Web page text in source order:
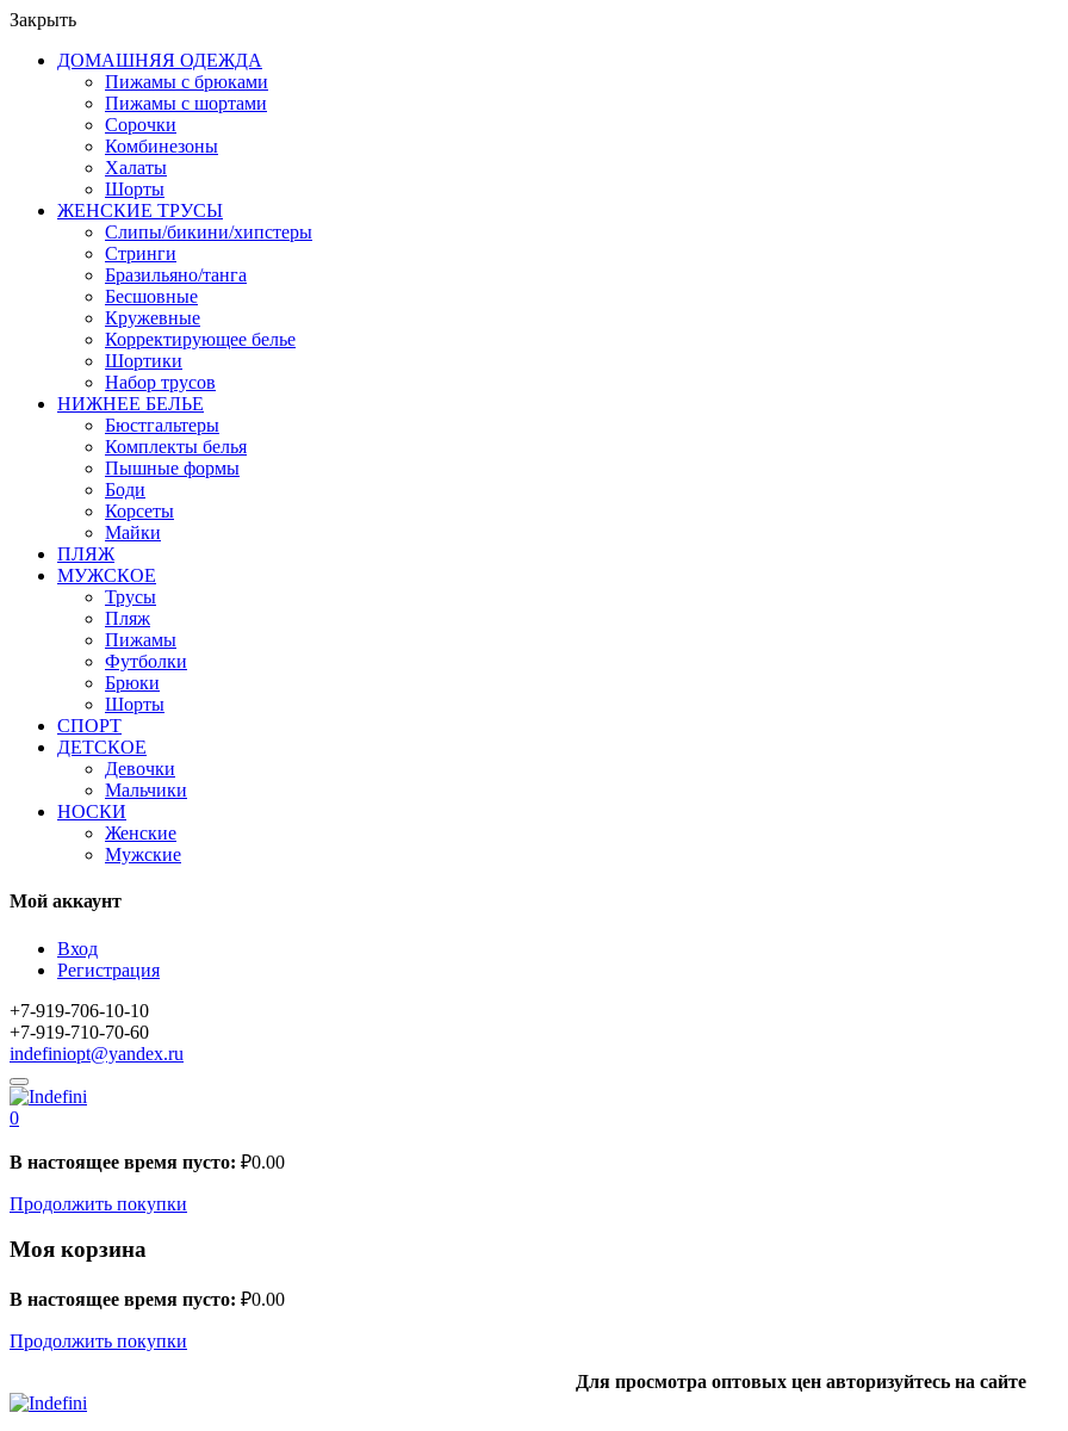
Закрыть
ДОМАШНЯЯ ОДЕЖДА
Пижамы с брюками
Пижамы с шортами
Сорочки
Комбинезоны
Халаты
Шорты
ЖЕНСКИЕ ТРУСЫ
Слипы/бикини/хипстеры
Стринги
Бразильяно/танга
Бесшовные
Кружевные
Корректирующее белье
Шортики
Набор трусов
НИЖНЕЕ БЕЛЬЕ
Бюстгальтеры
Комплекты белья
Пышные формы
Боди
Корсеты
Майки
ПЛЯЖ
МУЖСКОЕ
Трусы
Пляж
Пижамы
Футболки
Брюки
Шорты
СПОРТ
ДЕТСКОЕ
Девочки
Мальчики
НОСКИ
Женские
Мужские
Мой аккаунт
Вход
Регистрация
+7-919-706-10-10
+7-919-710-70-60
indefiniopt@yandex.ru
0
В настоящее время пусто: ₽0.00
Продолжить покупки
Моя корзина
В настоящее время пусто: ₽0.00
Продолжить покупки
Для просмотра оптовых цен авторизуйтесь на сайте